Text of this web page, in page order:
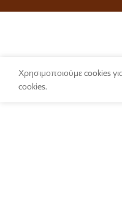
Χρησιμοποιούμε cookies
cookies.